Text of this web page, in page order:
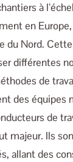
à
en
du Nord.
différentes
de
des équipes
de
majeur. Ils
allant des